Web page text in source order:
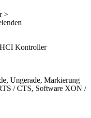
>
Kontroller
Ungerade, Markierung
/ CTS, Software XON /